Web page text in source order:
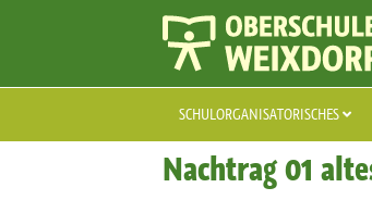
SCHULORGANISATORISCHES
Nachtrag 01